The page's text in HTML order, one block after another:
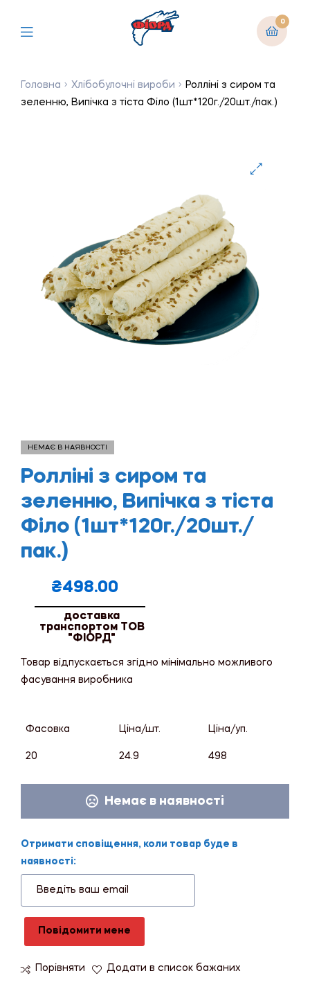
0
Головна Хлібобулочні вироби
Ролліні з сиром та
зеленню, Випічка з тіста Філо (1шт*120г./20шт./пак.)
НЕМАЄ В НАЯВНОСТІ
Ролліні з сиром та
зеленню, Випічка з тіста
Філо (1шт*120г./20шт./
пак.)
₴498.00
доставка
транспортом ТОВ
"ФІОРД"
Товар відпускається згідно мінімально можливого
фасування виробника
Фасовка Ціна/шт. Ціна/уп.
20 24.9 498
Немає в наявності
Отримати сповіщення, коли товар буде в
наявності:
Повідомити мене
Порівняти Додати в список бажаних